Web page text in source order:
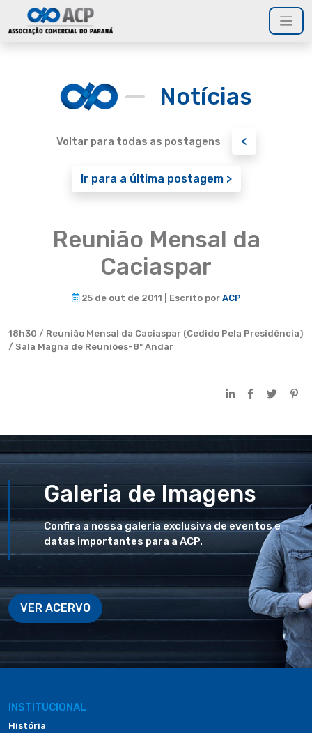
Notícias
Voltar para todas as postagens <
Ir para a última postagem >
Reunião Mensal da
Caciaspar
25 de out de 2011 | Escrito por ACP
18h30 / Reunião Mensal da Caciaspar (Cedido Pela Presidência)
/ Sala Magna de Reuniões-8º Andar
Galeria de Imagens
Confira a nossa galeria exclusiva de eventos e
datas importantes para a ACP.
VER ACERVO
INSTITUCIONAL
História